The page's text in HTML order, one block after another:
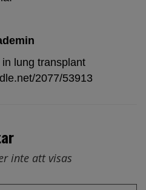
lung transplant
2077/53913
inte att visas